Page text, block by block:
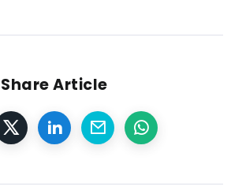
d’investimento
Share Article